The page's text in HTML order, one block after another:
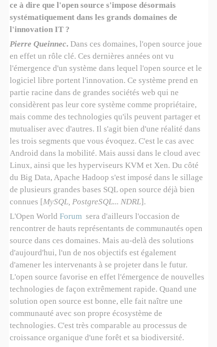
ce à dire que l'open source s'impose désormais
systématiquement dans les grands domaines de
l'innovation IT ?
Pierre Queinnec. Dans ces domaines, l'open source joue
en effet un rôle clé. Ces dernières années ont vu
l'émergence d'un système dans lequel l'open source et le
logiciel libre portent l'innovation. Ce système prend en
partie racine dans de grandes sociétés web qui ne
considèrent pas leur core système comme propriétaire,
mais comme des technologies qu'ils peuvent partager et
mutualiser avec d'autres. Il s'agit bien d'une réalité dans
les trois segments que vous évoquez. C'est le cas avec
Android dans la mobilité. Mais aussi dans le cloud avec
Linux, ainsi que les hyperviseurs KVM et Xen. Du côté
du Big Data, Apache Hadoop s'est imposé dans le sillage
de plusieurs grandes bases SQL open source déjà bien
connues [MySQL, PostgreSQL... NDRL].
L'Open World Forum sera d'ailleurs l'occasion de
rencontrer de hauts représentants de communautés open
source dans ces domaines. Mais au-delà des solutions
d'aujourd'hui, l'un de nos objectifs est également
d'amener les intervenants à se projeter dans le futur.
L'open source favorise en effet l'émergence de nouvelles
technologies de façon extrêmement rapide. Quand une
solution open source est bonne, elle fait naître une
communauté avec son propre écosystème de
technologies. C'est très comparable au processus de
croissance organique d'une forêt et sa biodiversité.